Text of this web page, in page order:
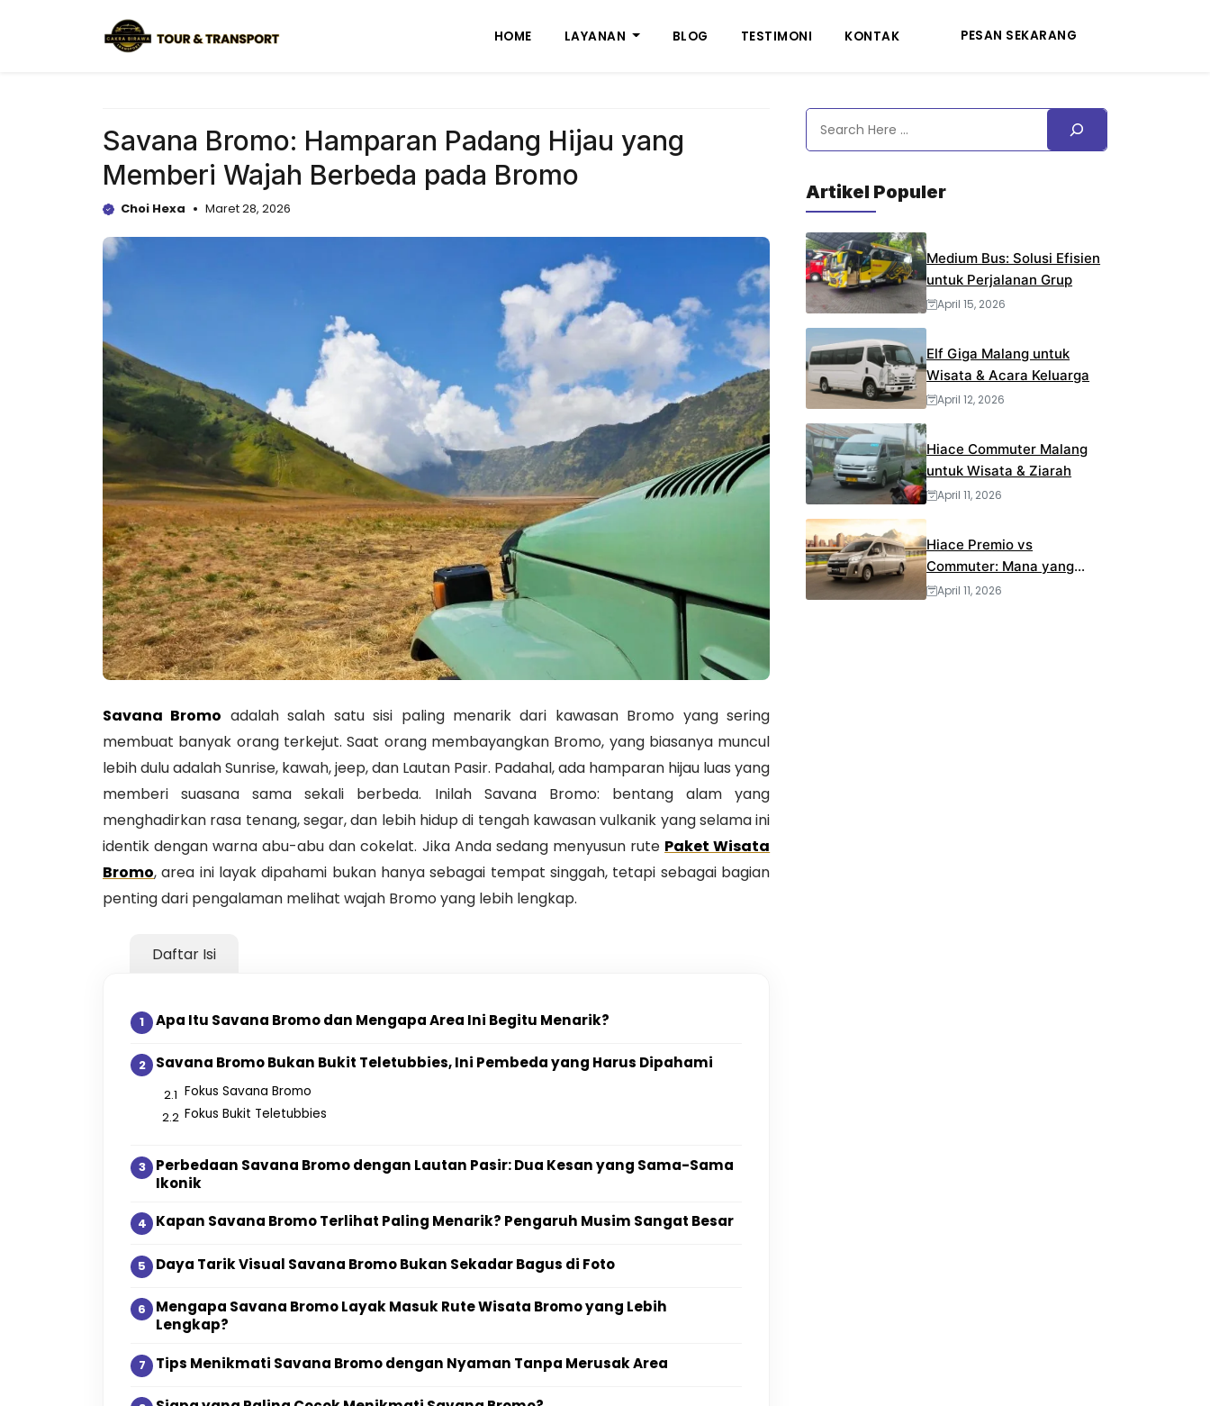
HOME LAYANAN BLOG TESTIMONI KONTAK PESAN SEKARANG
Savana Bromo: Hamparan Padang Hijau yang
Memberi Wajah Berbeda pada Bromo
Choi Hexa Maret 28, 2026
Savana Bromo adalah salah satu sisi paling menarik dari kawasan Bromo yang sering
membuat banyak orang terkejut. Saat orang membayangkan Bromo, yang biasanya muncul
lebih dulu adalah Sunrise, kawah, jeep, dan Lautan Pasir. Padahal, ada hamparan hijau luas yang
memberi suasana sama sekali berbeda. Inilah Savana Bromo: bentang alam yang
menghadirkan rasa tenang, segar, dan lebih hidup di tengah kawasan vulkanik yang selama ini
identik dengan warna abu-abu dan cokelat. Jika Anda sedang menyusun rute Paket Wisata
Bromo, area ini layak dipahami bukan hanya sebagai tempat singgah, tetapi sebagai bagian
penting dari pengalaman melihat wajah Bromo yang lebih lengkap.
Daftar Isi
Apa Itu Savana Bromo dan Mengapa Area Ini Begitu Menarik?
Savana Bromo Bukan Bukit Teletubbies, Ini Pembeda yang Harus Dipahami
Fokus Savana Bromo
Fokus Bukit Teletubbies
Perbedaan Savana Bromo dengan Lautan Pasir: Dua Kesan yang Sama-Sama
Ikonik
Kapan Savana Bromo Terlihat Paling Menarik? Pengaruh Musim Sangat Besar
Daya Tarik Visual Savana Bromo Bukan Sekadar Bagus di Foto
Mengapa Savana Bromo Layak Masuk Rute Wisata Bromo yang Lebih
Lengkap?
Tips Menikmati Savana Bromo dengan Nyaman Tanpa Merusak Area
Search
Artikel Populer
Medium Bus: Solusi Efisien
untuk Perjalanan Grup
April 15, 2026
Elf Giga Malang untuk
Wisata & Acara Keluarga
April 12, 2026
Hiace Commuter Malang
untuk Wisata & Ziarah
April 11, 2026
Hiace Premio vs
Commuter: Mana yang
Lebih Cocok?
April 11, 2026